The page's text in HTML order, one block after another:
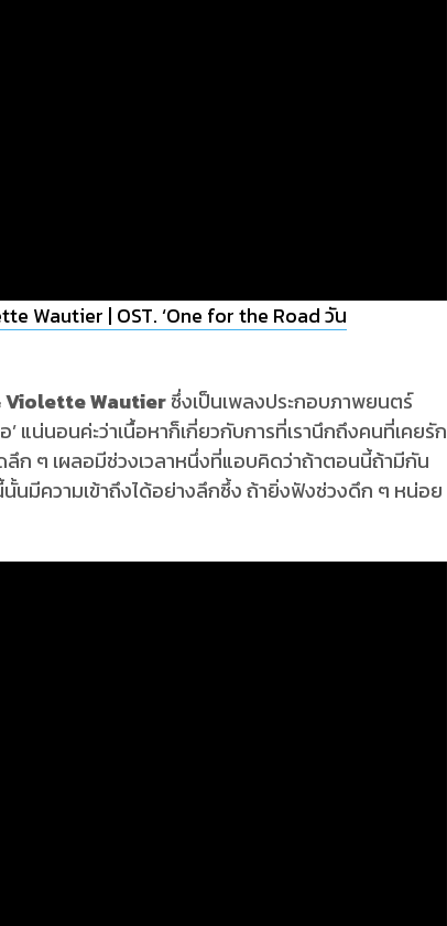
Wautier | OST. ‘One for the Road วัน
Violette Wautierซึ่งเป็นเพลงประกอบภาพยนตร์
แน่นอนค่ะว่าเนื้อหาก็เกี่ยวกับการที่เรานึกถึงคนที่เคยรัก
ก ๆ เผลอมีช่วงเวลาหนึ่งที่แอบคิดว่าถ้าตอนนี้ถ้ามีกัน
นมีความเข้าถึงได้อย่างลึกซึ้ง ถ้ายิ่งฟังช่วงดึก ๆ หน่อย